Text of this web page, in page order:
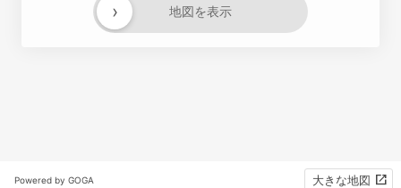
地図を表示
›
Powered by GOGA 大きな地図